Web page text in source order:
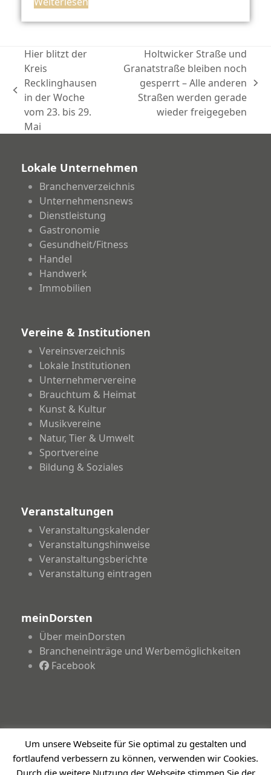
vorheriger
Beitrag:
Hier blitzt der
Kreis
Recklinghausen
in der Woche
vom 23. bis 29.
Mai
Nächster
Beitrag:
Holtwicker Straße und
Granatstraße bleiben noch
gesperrt – Alle anderen
Straßen werden gerade
wieder freigegeben
Lokale Unternehmen
Branchenverzeichnis
Unternehmensnews
Dienstleistung
Gastronomie
Gesundheit/Fitness
Handel
Handwerk
Immobilien
Vereine & Institutionen
Vereinsverzeichnis
Lokale Institutionen
Unternehmervereine
Brauchtum & Heimat
Kunst & Kultur
Musikvereine
Natur, Tier & Umwelt
Sportvereine
Bildung & Soziales
Veranstaltungen
Veranstaltungskalender
Veranstaltungshinweise
Veranstaltungsberichte
Veranstaltung eintragen
meinDorsten
Über meinDorsten
Brancheneinträge und Werbemöglichkeiten
Facebook
Copyright 2026 - meinDorsten.de - Informationen für
unsere Region
ImpressumDatenschutzerklärungHaftungsausschluss
Um unsere Webseite für Sie optimal zu gestalten und
fortlaufend verbessern zu können, verwenden wir Cookies.